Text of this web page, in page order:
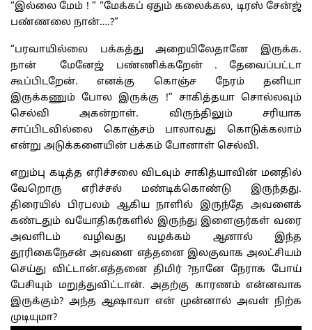
“இல்லை மேம் ! ” “மேக்கப் ஏதும் கலைக்கல, டிரஸ் சேன்ஜ்
பண்ணலை நான்….?”
“பரவாயில்லை பக்கத்து அறையிலேதானே இருக்க.
நான் மேனேஜ் பண்ணிக்கறேன் . தேவைப்பட்டா
கூப்பிடறேன். எனக்கு கொஞ்ச நேரம் தனியா
இருக்கணும் போல இருக்கு !” சாகித்தயா சொல்லவும்
செல்வி அகன்றாள். விருந்திலும் சரியாக
சாப்பிடவில்லை கொஞ்சம் பாலாவது கொடுக்கலாம்
என்று அடுக்களையின் பக்கம் போனாள் செல்வி.
எறும்பு கடித்த எரிச்சலை விடவும் சாகித்யாவின் மனதில்
வேறொரு எரிச்சல் மண்டிக்கொண்டு இருந்தது.
திரையில் பிரபலம் ஆகிய நாளில் இருந்தே அவளைக்
கண்டதும் வயோதிகர்களில் இருந்து இளைஞர்கள் வரை
அவளிடம் வழிவது வழக்கம் ஆனால் இந்த
தூரிகைநேசன் அவளை எத்தனை இலகுவாக அலட்சியம்
செய்து விட்டான்.எத்தனை திமிர் ?நானே நேராக போய்
பேசியும் மறுத்துவிட்டான். அதற்கு காரணம் என்னவாக
இருக்கும்? அந்த ஆஷாவா என் முன்னால் அவள் நிற்க
முடியுமா?